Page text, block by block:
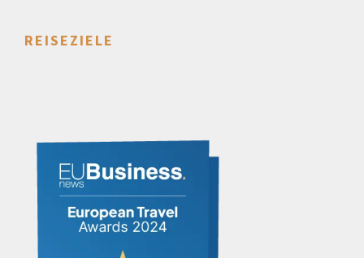
REISEZIELE